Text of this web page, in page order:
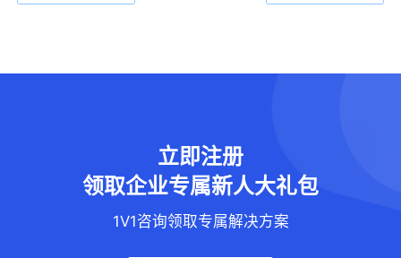
立即注册
领取企业专属新人大礼包
1V1咨询领取专属解决方案